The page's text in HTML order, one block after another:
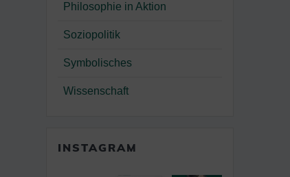
Philosophie in Aktion
Soziopolitik
Symbolisches
Wissenschaft
INSTAGRAM